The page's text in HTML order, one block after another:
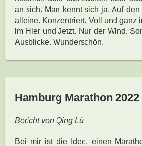
an sich. Man kennt sich ja. Auf den
alleine. Konzentriert. Voll und ganz
im Hier und Jetzt. Nur der Wind,
Ausblicke. Wunderschön.
Hamburg Marathon 2022
Bericht von Qing Lü
Bei mir ist die Idee, einen